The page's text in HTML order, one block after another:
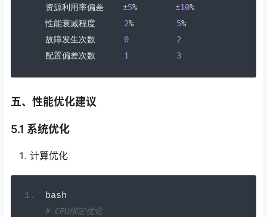
资源利用率偏差
±5% ±10%
性能衰减程度
2% 5%
故障发生次数
0
2
配置偏差次数
1 3
五、性能优化建议
5.1 系统优化
计算优化
bash
# CPU绑定优化